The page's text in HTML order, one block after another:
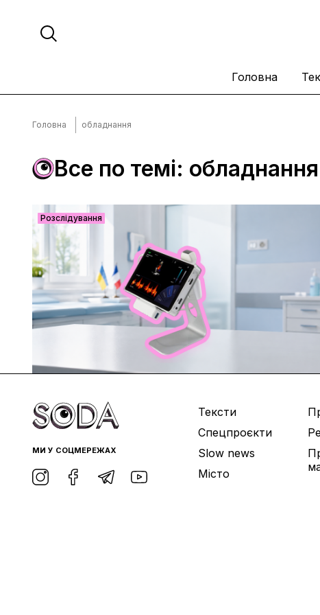
Головна
Головна обладнання
Все по темі: обладнання
Розслідування
МИ У СОЦМЕРЕЖАХ
Тексти
Спецпроєкти
Slow news
Місто